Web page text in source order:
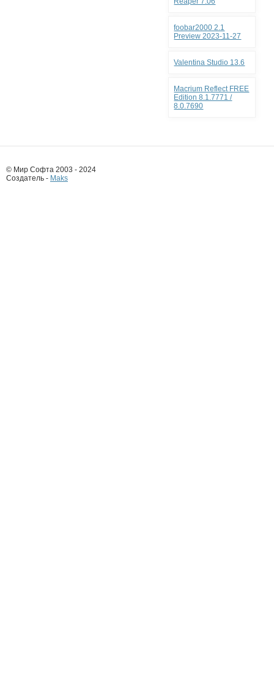
foobar2000 2.1
Preview 2023-11-27
Valentina Studio 13.6
Macrium Reflect FREE
Edition 8.1.7771 /
8.0.7690
© Мир Софта 2003 - 2024
Создатель - Maks